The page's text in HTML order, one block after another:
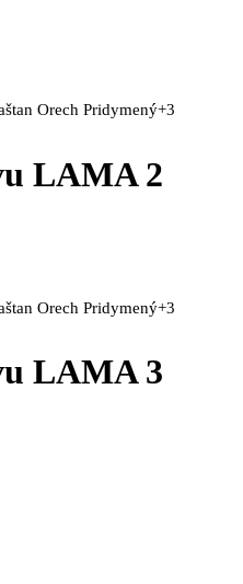
Orech Pridymený+3
LAMA 2
Orech Pridymený+3
LAMA 3